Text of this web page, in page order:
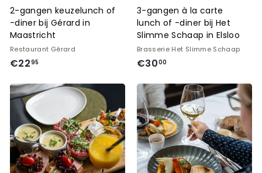
2-gangen keuzelunch of
-diner bij Gérard in
Maastricht
Restaurant Gérard
€2295
2
9
5
3-gangen à la carte
lunch of -diner bij Het
Slimme Schaap in Elsloo
Brasserie Het Slimme Schaap
€3000
0
,
0
0